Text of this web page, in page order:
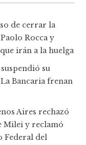
de cerrar la
Rocca y
irán a la huelga
su
Bancaria frenan
Aires rechazó
Milei y reclamó
Federal del